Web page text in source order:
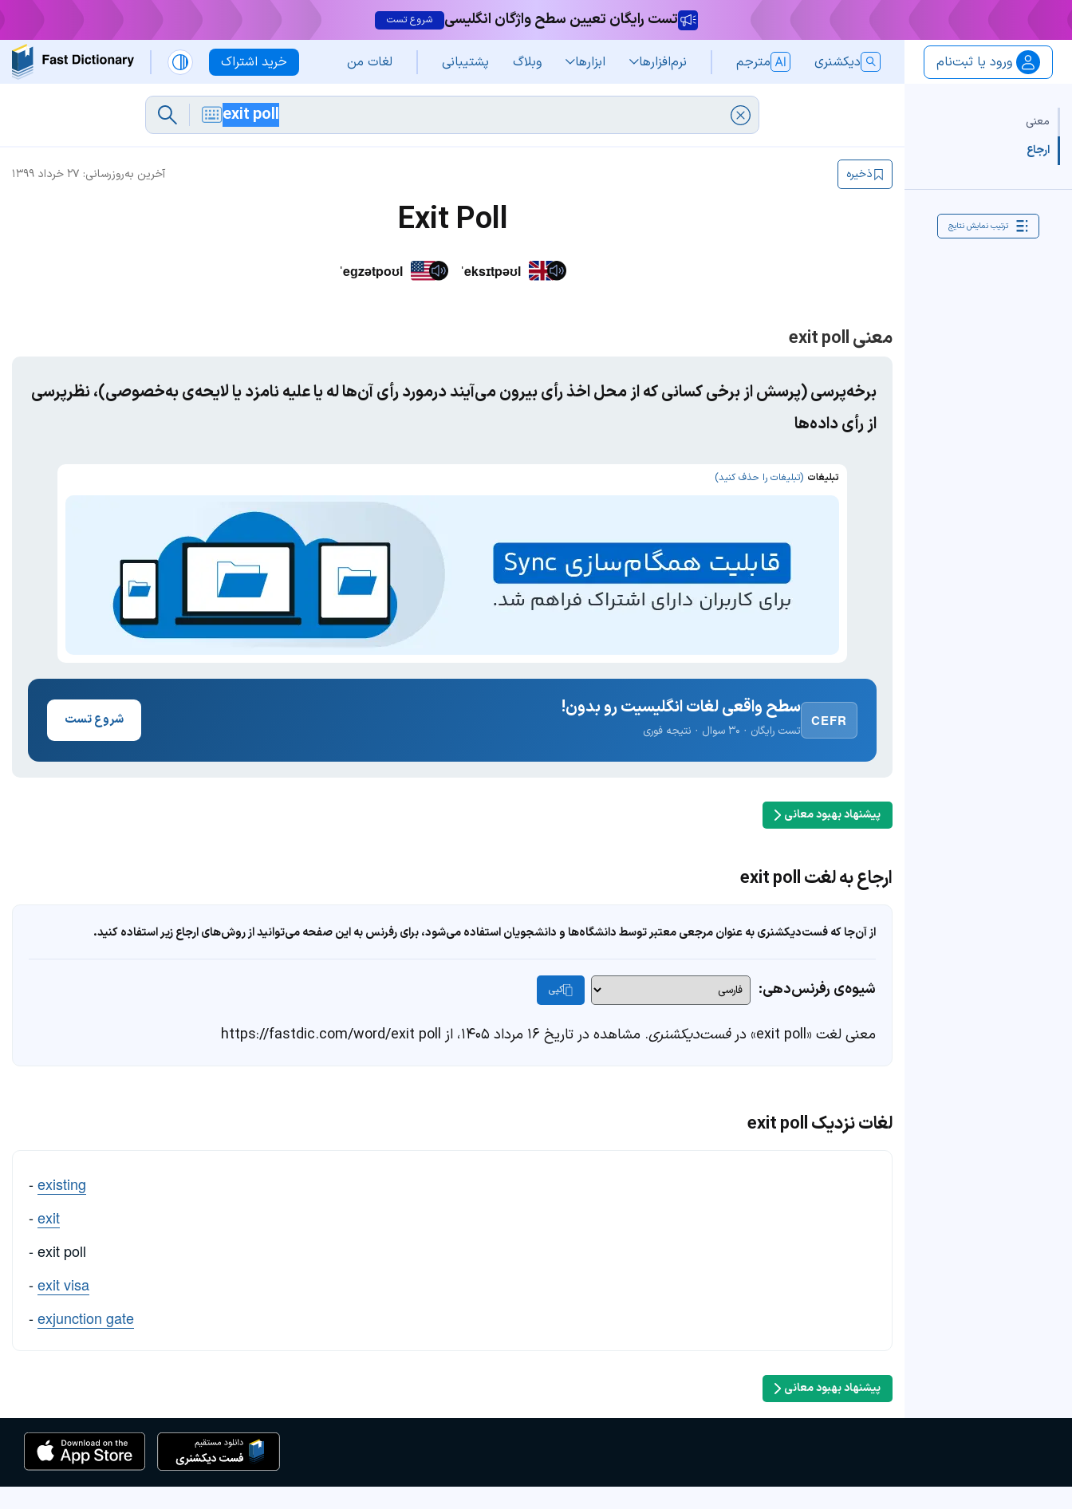
تست رایگان تعیین سطح واژگان انگلیسی شروع تست
خرید اشتراک ورود یا ثبت‌نام دیکشنری مترجم نرم‌افزار‌ها ابزارها وبلاگ پشتیبانی لغات من
معنی
ارجاع
ترتیب نمایش نتایج
آخرین به‌روزرسانی: ۲۷ خرداد ۱۳۹۹ ذخیره
Exit Poll
ˈeɡzətpoʊl ˈeksɪtpəʊl
معنی exit poll
برخه‌پرسی (پرسش از برخی کسانی که از محل اخذ رأی بیرون می‌آیند درمورد رأی آن‌ها له یا علیه نامزد یا لایحه‌ی به‌خصوصی)، نظرپرسی
از رأی داده‌ها
تبلیغات (تبلیغات را حذف کنید)
CEFR
سطح واقعی لغات انگلیسیت رو بدون!
تست رایگان · ۳۰ سوال · نتیجه فوری
شروع تست
پیشنهاد بهبود معانی
ارجاع به لغت exit poll
از آن‌جا که فست‌دیکشنری به عنوان مرجعی معتبر توسط دانشگاه‌ها و دانشجویان استفاده می‌شود، برای رفرنس به این صفحه می‌توانید از روش‌های ارجاع زیر استفاده کنید.
شیوه‌ی رفرنس‌دهی: کپی
معنی لغت «exit poll» در فست‌دیکشنری. مشاهده در تاریخ ۱۶ مرداد ۱۴۰۵، از https://fastdic.com/word/exit poll
لغات نزدیک exit poll
-existing
-exit
- exit poll
-exit visa
-exjunction gate
پیشنهاد بهبود معانی